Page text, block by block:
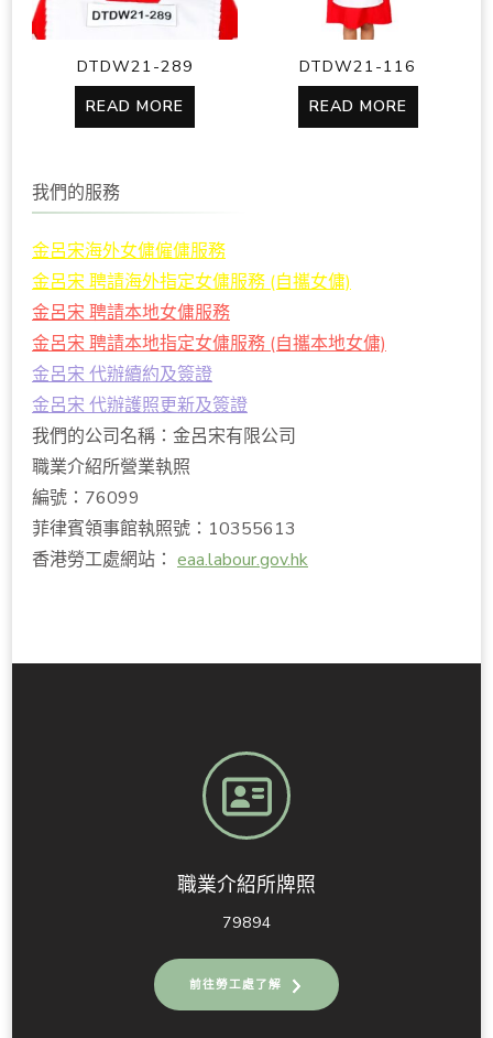
DTDW21-289
READ MORE
DTDW21-116
READ MORE
我們的服務
金呂宋海外女傭僱傭服務
金呂宋 聘請海外指定女傭服務 (自攜女傭)
金呂宋 聘請本地女傭服務
金呂宋 聘請本地指定女傭服務 (自攜本地女傭)
金呂宋 代辦續約及簽證
金呂宋 代辦護照更新及簽證
我們的公司名稱：金呂宋有限公司
職業介紹所營業執照
編號：76099
菲律賓領事館執照號：10355613
香港勞工處網站： eaa.labour.gov.hk
職業介紹所牌照
79894
前往勞工處了解